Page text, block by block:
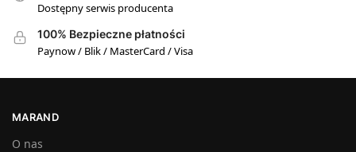
Dostępny serwis producenta
100% Bezpieczne płatności
Paynow / Blik / MasterCard / Visa
MARAND
O nas